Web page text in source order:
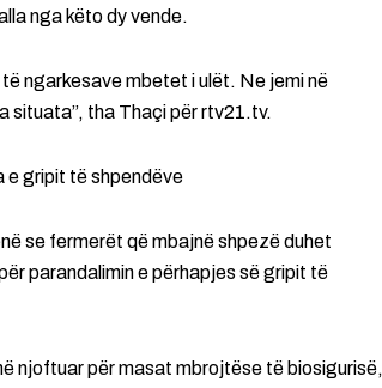
nga këto dy vende.
ngarkesave mbetet i ulët. Ne jemi në
situata”, tha Thaçi për rtv21.tv.
e gripit të shpendëve
se fermerët që mbajnë shpezë duhet
parandalimin e përhapjes së gripit të
njoftuar për masat mbrojtëse të biosigurisë,